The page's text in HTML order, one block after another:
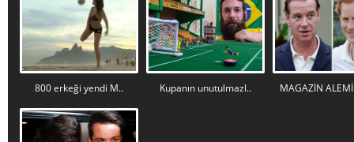
800 erkeği yendi M.. Kupanın unutulmazl.. MAGAZİN